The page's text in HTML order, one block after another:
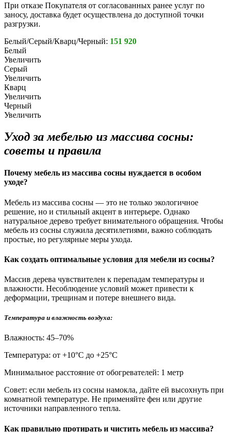
При отказе Покупателя от согласованных ранее услуг по
заносу, доставка будет осуществлена до доступной точки
разгрузки.
Белый/Серый/Кварц/Черный: 151 920
Белый
Увеличить
Серый
Увеличить
Кварц
Увеличить
Черный
Увеличить
Уход за мебелью из массива сосны:
советы и правила
Почему мебель из массива сосны нуждается в особом
уходе?
Мебель из массива сосны — это не только экологичное
решение, но и стильный акцент в интерьере. Однако
натуральное дерево требует внимательного обращения. Чтобы
мебель из сосны служила десятилетиями, важно соблюдать
простые, но регулярные меры ухода.
Как создать оптимальные условия для мебели из сосны?
Массив дерева чувствителен к перепадам температуры и
влажности. Несоблюдение условий может привести к
деформации, трещинам и потере внешнего вида.
Температура и влажность воздуха:
Влажность: 45–70%
Температура: от +10°С до +25°С
Минимальное расстояние от обогревателей: 1 метр
Совет: если мебель из сосны намокла, дайте ей высохнуть при
комнатной температуре. Не применяйте фен или другие
источники направленного тепла.
Как правильно протирать и чистить мебель из массива?